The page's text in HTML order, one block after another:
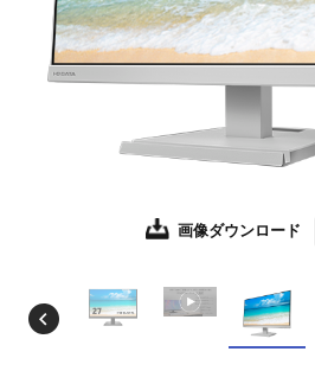
画像ダウンロード
画像ダウンロード
画像ダウンロード
画像ダウンロード
画像ダウンロード
画像ダウンロード
画像ダウンロード
画像ダウンロード
画像ダウンロード
画像ダウンロード
画像ダウンロード
画像ダウンロード
画像ダウンロード